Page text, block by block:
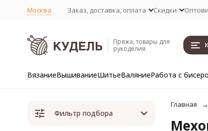
Москва Заказ, доставка, оплата Скидки
Пряжа, товары для
рукоделия
ВязаниеВышиваниеШитьеВаляниеРабота с
Главная
Фильтр подбора